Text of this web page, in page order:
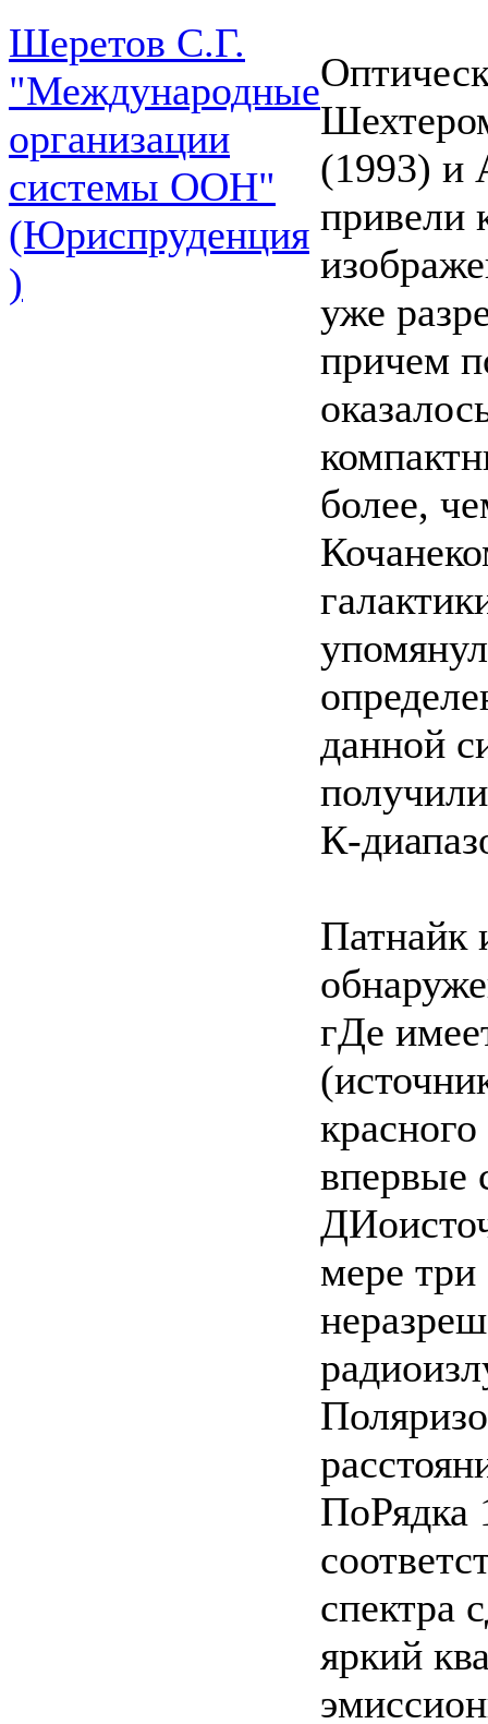
Шеретов С.Г.
"Международные
организации
системы ООН"
(Юриспруденция
)
(1993) и
привели
уже
причем
более,
данной
К-
Патнайк
гДе
впервые
мере три
ПоРядка
спектра
яркий